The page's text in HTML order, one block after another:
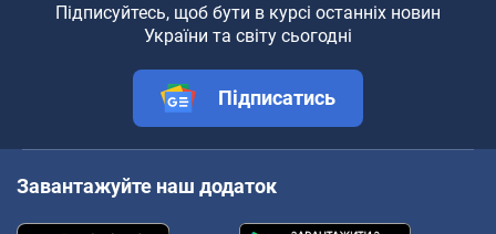
Підписуйтесь, щоб бути в курсі останніх новин
України та світу сьогодні
Підписатись
Завантажуйте наш додаток